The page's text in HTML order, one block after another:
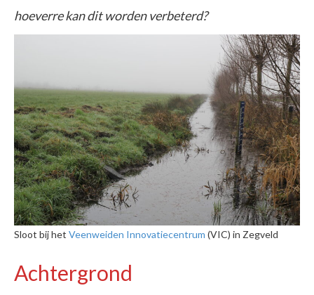
hoeverre kan dit worden verbeterd?
Sloot bij het Veenweiden Innovatiecentrum (VIC) in Zegveld
Achtergrond